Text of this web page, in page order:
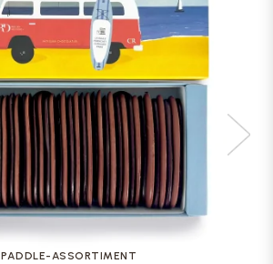
PADDLE-ASSORTIMENT